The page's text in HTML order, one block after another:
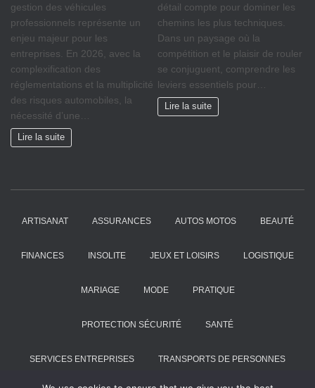
gestion des véhicules
professionnels représente un
enjeu majeur pour les
entreprises. En 2026, avec la
complexification des
réglementations et la multiplicité
des risques automobiles, la
nécessité d’une…
Lire la suite
détail compte pour dominer les
chemins les plus techniques.
Dans un paysage où la
compétition et le plaisir de rouler
se conjuguent, comprendre les
leviers essentiels pour…
Lire la suite
ARTISANAT ASSURANCES AUTOS MOTOS BEAUTÉ
FINANCES INSOLITE JEUX ET LOISIRS LOGISTIQUE
MARIAGE MODE PRATIQUE
PROTECTION SÉCURITÉ SANTÉ
SERVICES ENTREPRISES TRANSPORTS DE PERSONNES